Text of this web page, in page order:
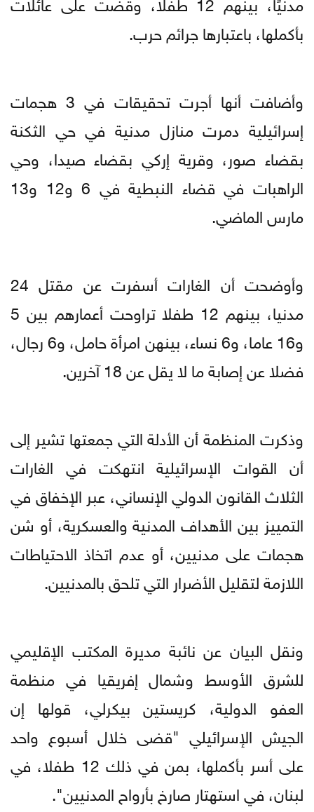
بأكملها، باعتبارها جرائم حرب.
وأضافت أنها أجرت تحقيقات في 3 هجمات
إسرائيلية دمرت منازل مدنية في حي الثكنة
بقضاء صور، وقرية إركي بقضاء صيدا، وحي
الراهبات في قضاء النبطية في 6 و12 و13
مارس الماضي.
وأوضحت أن الغارات أسفرت عن مقتل 24
مدنيا، بينهم 12 طفلا تراوحت أعمارهم بين 5
و16 عاما، و6 نساء، بينهن امرأة حامل، و6 رجال،
فضلا عن إصابة ما لا يقل عن 18 آخرين.
وذكرت المنظمة أن الأدلة التي جمعتها تشير إلى
أن القوات الإسرائيلية انتهكت في الغارات
الثلاث القانون الدولي الإنساني، عبر الإخفاق في
التمييز بين الأهداف المدنية والعسكرية، أو شن
هجمات على مدنيين، أو عدم اتخاذ الاحتياطات
اللازمة لتقليل الأضرار التي تلحق بالمدنيين.
ونقل البيان عن نائبة مديرة المكتب الإقليمي
للشرق الأوسط وشمال إفريقيا في منظمة
العفو الدولية، كريستين بيكرلي، قولها إن
الجيش الإسرائيلي "قضى خلال أسبوع واحد
على أسر بأكملها، بمن في ذلك 12 طفلا، في
لبنان، في استهتار صارخ بأرواح المدنيين".